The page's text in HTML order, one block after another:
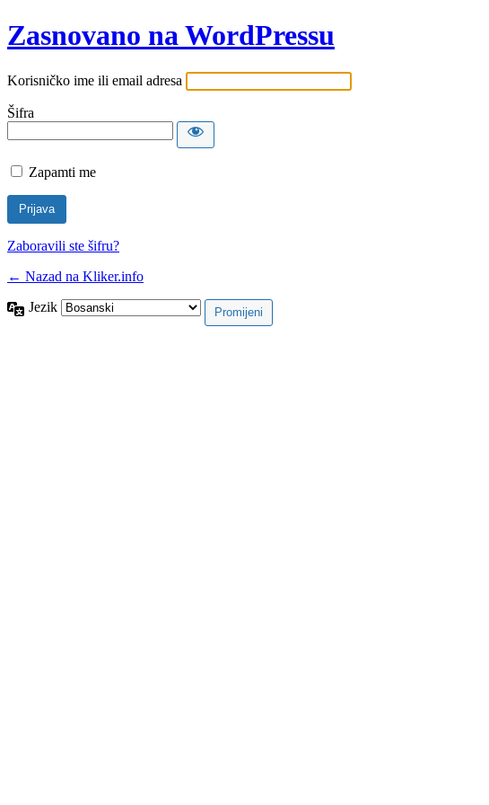
Zasnovano na WordPressu
Korisničko ime ili email adresa
Šifra
Zapamti me
Zaboravili ste šifru?
← Nazad na Kliker.info
Jezik